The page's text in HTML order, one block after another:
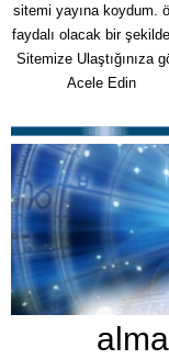
sitemi yayına koydum.
faydalı olacak bir şekilde
Sitemize Ulaştığınıza
Acele Edin